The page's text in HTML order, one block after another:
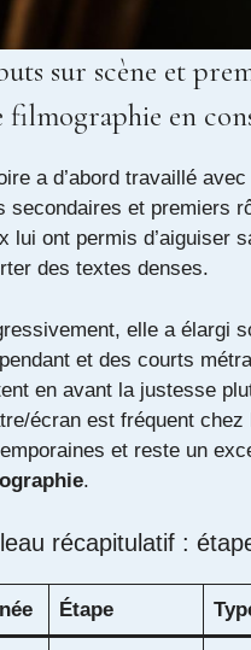
sur scène et
filmographie en
a d’abord travaillé
secondaires et premiers
lui ont permis d’aiguiser
des textes denses.
elle a élargi
et des courts
en avant la justesse
écran est fréquent
et reste un
.
récapitulatif :
Étape